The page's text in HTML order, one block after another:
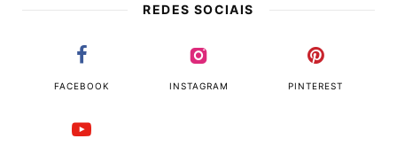
REDES SOCIAIS
FACEBOOK INSTAGRAM PINTEREST